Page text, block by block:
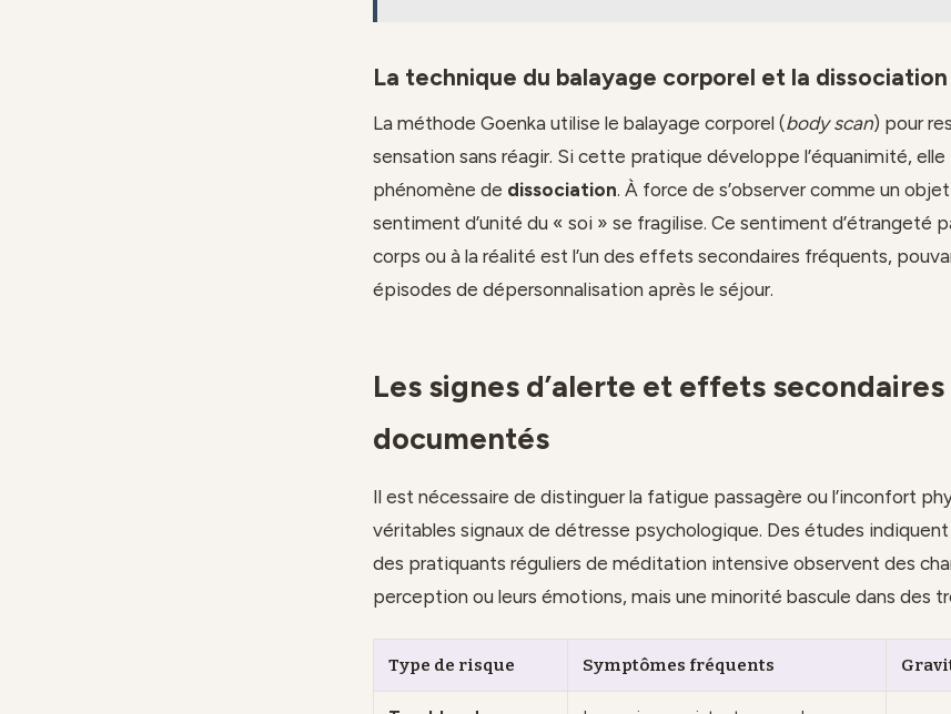
La technique du balayage corporel et la dissociation
La méthode Goenka utilise le balayage corporel (body scan) pour
sensation sans réagir. Si cette pratique développe l’équanimité,
phénomène de dissociation. À force de s’observer comme un
sentiment d’unité du « soi » se fragilise. Ce sentiment d’étrangeté
corps ou à la réalité est l’un des effets secondaires fréquents,
épisodes de dépersonnalisation après le séjour.
Les signes d’alerte et effets secondaires
documentés
Il est nécessaire de distinguer la fatigue passagère ou l’inconfort
véritables signaux de détresse psychologique. Des études
des pratiquants réguliers de méditation intensive observent des
perception ou leurs émotions, mais une minorité bascule dans des
Type de risque Symptômes fréquents